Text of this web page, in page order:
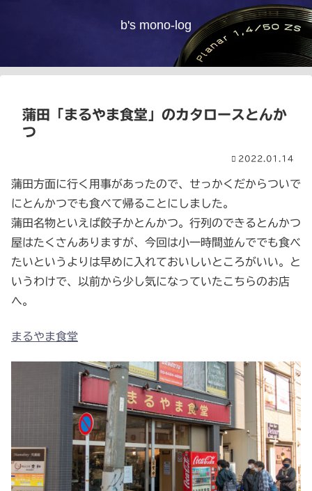
b's mono-log
蒲田「まるやま食堂」のカタロースとんか
つ
2022.01.14
蒲田方面に行く用事があったので、せっかくだからついで
にとんかつでも食べて帰ることにしました。
蒲田名物といえば餃子かとんかつ。行列のできるとんかつ
屋はたくさんありますが、今回は小一時間並んででも食べ
たいというよりは早めに入れておいしいところがいい。と
いうわけで、以前から少し気になっていたこちらのお店
へ。
まるやま食堂